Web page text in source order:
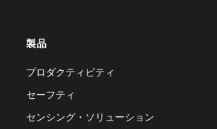
製品
プロダクティビティ
セーフティ
センシング・ソリューション